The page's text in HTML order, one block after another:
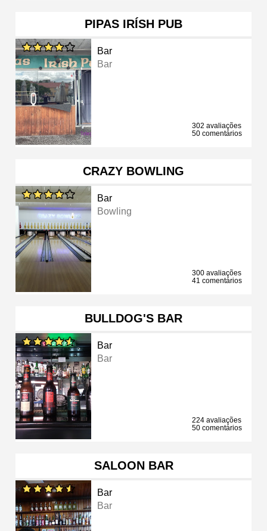
PIPAS IRÍSH PUB
Bar
Bar
302 avaliações
50 comentários
CRAZY BOWLING
Bar
Bowling
300 avaliações
41 comentários
BULLDOG'S BAR
Bar
Bar
224 avaliações
50 comentários
SALOON BAR
Bar
Bar